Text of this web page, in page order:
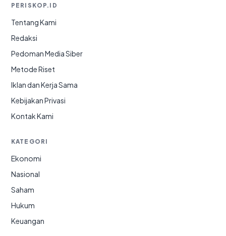
PERISKOP.ID
Tentang Kami
Redaksi
Pedoman Media Siber
Metode Riset
Iklan dan Kerja Sama
Kebijakan Privasi
Kontak Kami
KATEGORI
Ekonomi
Nasional
Saham
Hukum
Keuangan